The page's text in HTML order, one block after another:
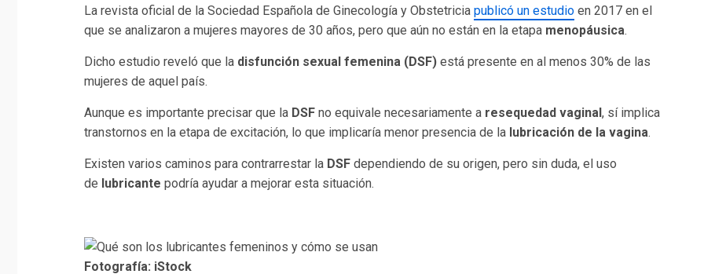
La revista oficial de la Sociedad Española de Ginecología y Obstetricia publicó un estudio en 2017 en el
que se analizaron a mujeres mayores de 30 años, pero que aún no están en la etapa menopáusica.
Dicho estudio reveló que la disfunción sexual femenina (DSF) está presente en al menos 30% de las
mujeres de aquel país.
Aunque es importante precisar que la DSF no equivale necesariamente a resequedad vaginal, sí implica
transtornos en la etapa de excitación, lo que implicaría menor presencia de la lubricación de la vagina.
Existen varios caminos para contrarrestar la DSF dependiendo de su origen, pero sin duda, el uso
de lubricante podría ayudar a mejorar esta situación.
Fotografía: iStock